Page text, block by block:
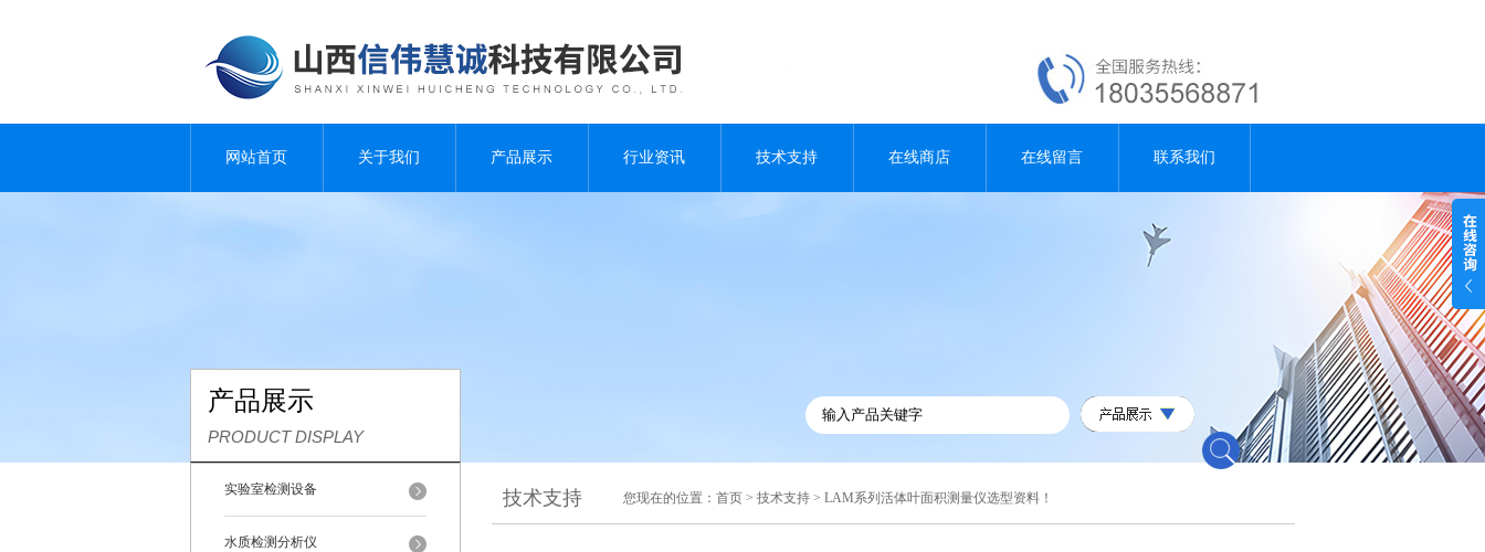
网站首页 关于我们 产品展示 行业资讯 技术支持 在线商店 在线留言 联系我们
产品展示
PRODUCT DISPLAY
实验室检测设备
水质检测分析仪
技术支持 您现在的位置： 首页 > 技术支持 > LAM系列活体叶面积测量仪选型资料！